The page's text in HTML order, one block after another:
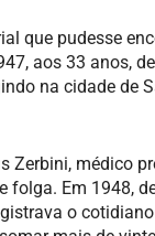
que pudesse
aos 33 anos,
na cidade de
Zerbini, médico
folga. Em 1948,
o